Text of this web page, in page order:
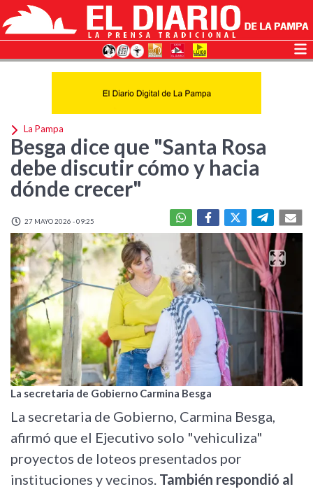
La Pampa
Besga dice que "Santa Rosa
debe discutir cómo y hacia
dónde crecer"
27 MAYO 2026 - 09:25
La secretaria de Gobierno Carmina Besga
La secretaria de Gobierno, Carmina Besga,
afirmó que el Ejecutivo solo "vehiculiza"
proyectos de loteos presentados por
instituciones y vecinos. También respondió al